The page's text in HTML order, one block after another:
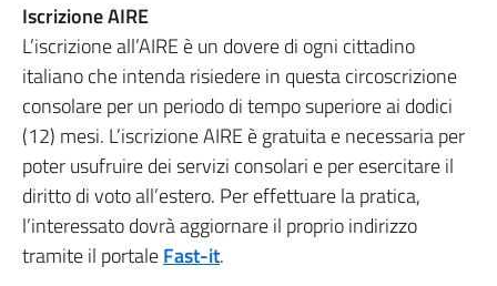
Iscrizione AIRE
L’iscrizione all’AIRE è un dovere di ogni cittadino
italiano che intenda risiedere in questa circoscrizione
consolare per un periodo di tempo superiore ai dodici
(12) mesi. L’iscrizione AIRE è gratuita e necessaria per
poter usufruire dei servizi consolari e per esercitare il
diritto di voto all’estero. Per effettuare la pratica,
l’interessato dovrà aggiornare il proprio indirizzo
tramite il portaleFast-it.